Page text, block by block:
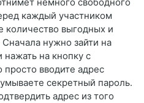
каждый участником
количество выгодных и
нужно зайти на
на кнопку с
просто вводите адрес
секретный пароль.
адрес из того